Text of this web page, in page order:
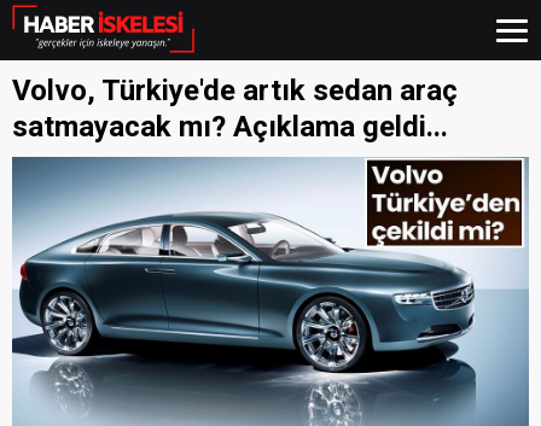
Volvo, Türkiye'de artık sedan araç
satmayacak mı? Açıklama geldi...